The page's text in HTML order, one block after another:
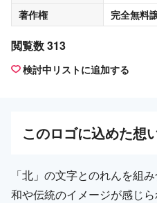
著作権
完全無料
閲覧数 313
検討中リストに追加する
このロゴに込めた想
「北」の文字とのれんを組
和や伝統のイメージが感じ